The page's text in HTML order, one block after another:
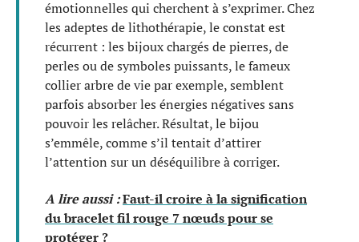
émotionnelles qui cherchent à s’exprimer. Chez
les adeptes de lithothérapie, le constat est
récurrent : les bijoux chargés de pierres, de
perles ou de symboles puissants, le fameux
collier arbre de vie par exemple, semblent
parfois absorber les énergies négatives sans
pouvoir les relâcher. Résultat, le bijou
s’emmêle, comme s’il tentait d’attirer
l’attention sur un déséquilibre à corriger.
A lire aussi :Faut-il croire à la signification
du bracelet fil rouge 7 nœuds pour se
protéger ?